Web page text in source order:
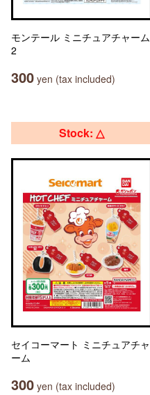
モンテール ミニチュアチャーム
2
300 yen (tax included)
Stock: △
セイコーマート ミニチュアチャ
ーム
300 yen (tax included)